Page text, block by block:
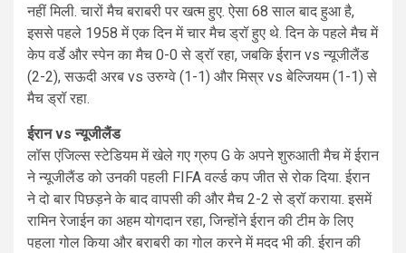
नहीं मिली. चारों मैच बराबरी पर खत्म हुए. ऐसा 68 साल बाद हुआ है,
इससे पहले 1958 में एक दिन में चार मैच ड्रॉ हुए थे. दिन के पहले मैच में
केप वर्डे और स्पेन का मैच 0-0 से ड्रॉ रहा, जबकि ईरान vs न्यूजीलैंड
(2-2), सऊदी अरब vs उरुग्वे (1-1) और मिस्र vs बेल्जियम (1-1) से
मैच ड्रॉ रहा.
ईरान vs न्यूजीलैंड
लॉस एंजिल्स स्टेडियम में खेले गए ग्रुप G के अपने शुरुआती मैच में ईरान
ने न्यूजीलैंड को उनकी पहली FIFA वर्ल्ड कप जीत से रोक दिया. ईरान
ने दो बार पिछड़ने के बाद वापसी की और मैच 2-2 से ड्रॉ कराया. इसमें
रामिन रेजाईन का अहम योगदान रहा, जिन्होंने ईरान की टीम के लिए
पहला गोल किया और बराबरी का गोल करने में मदद भी की. ईरान की